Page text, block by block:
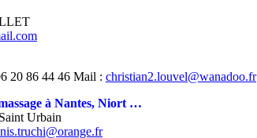
20 86 44 46 Mail : christian2.louvel@wanadoo.fr
à Nantes, Niort …
Urbain